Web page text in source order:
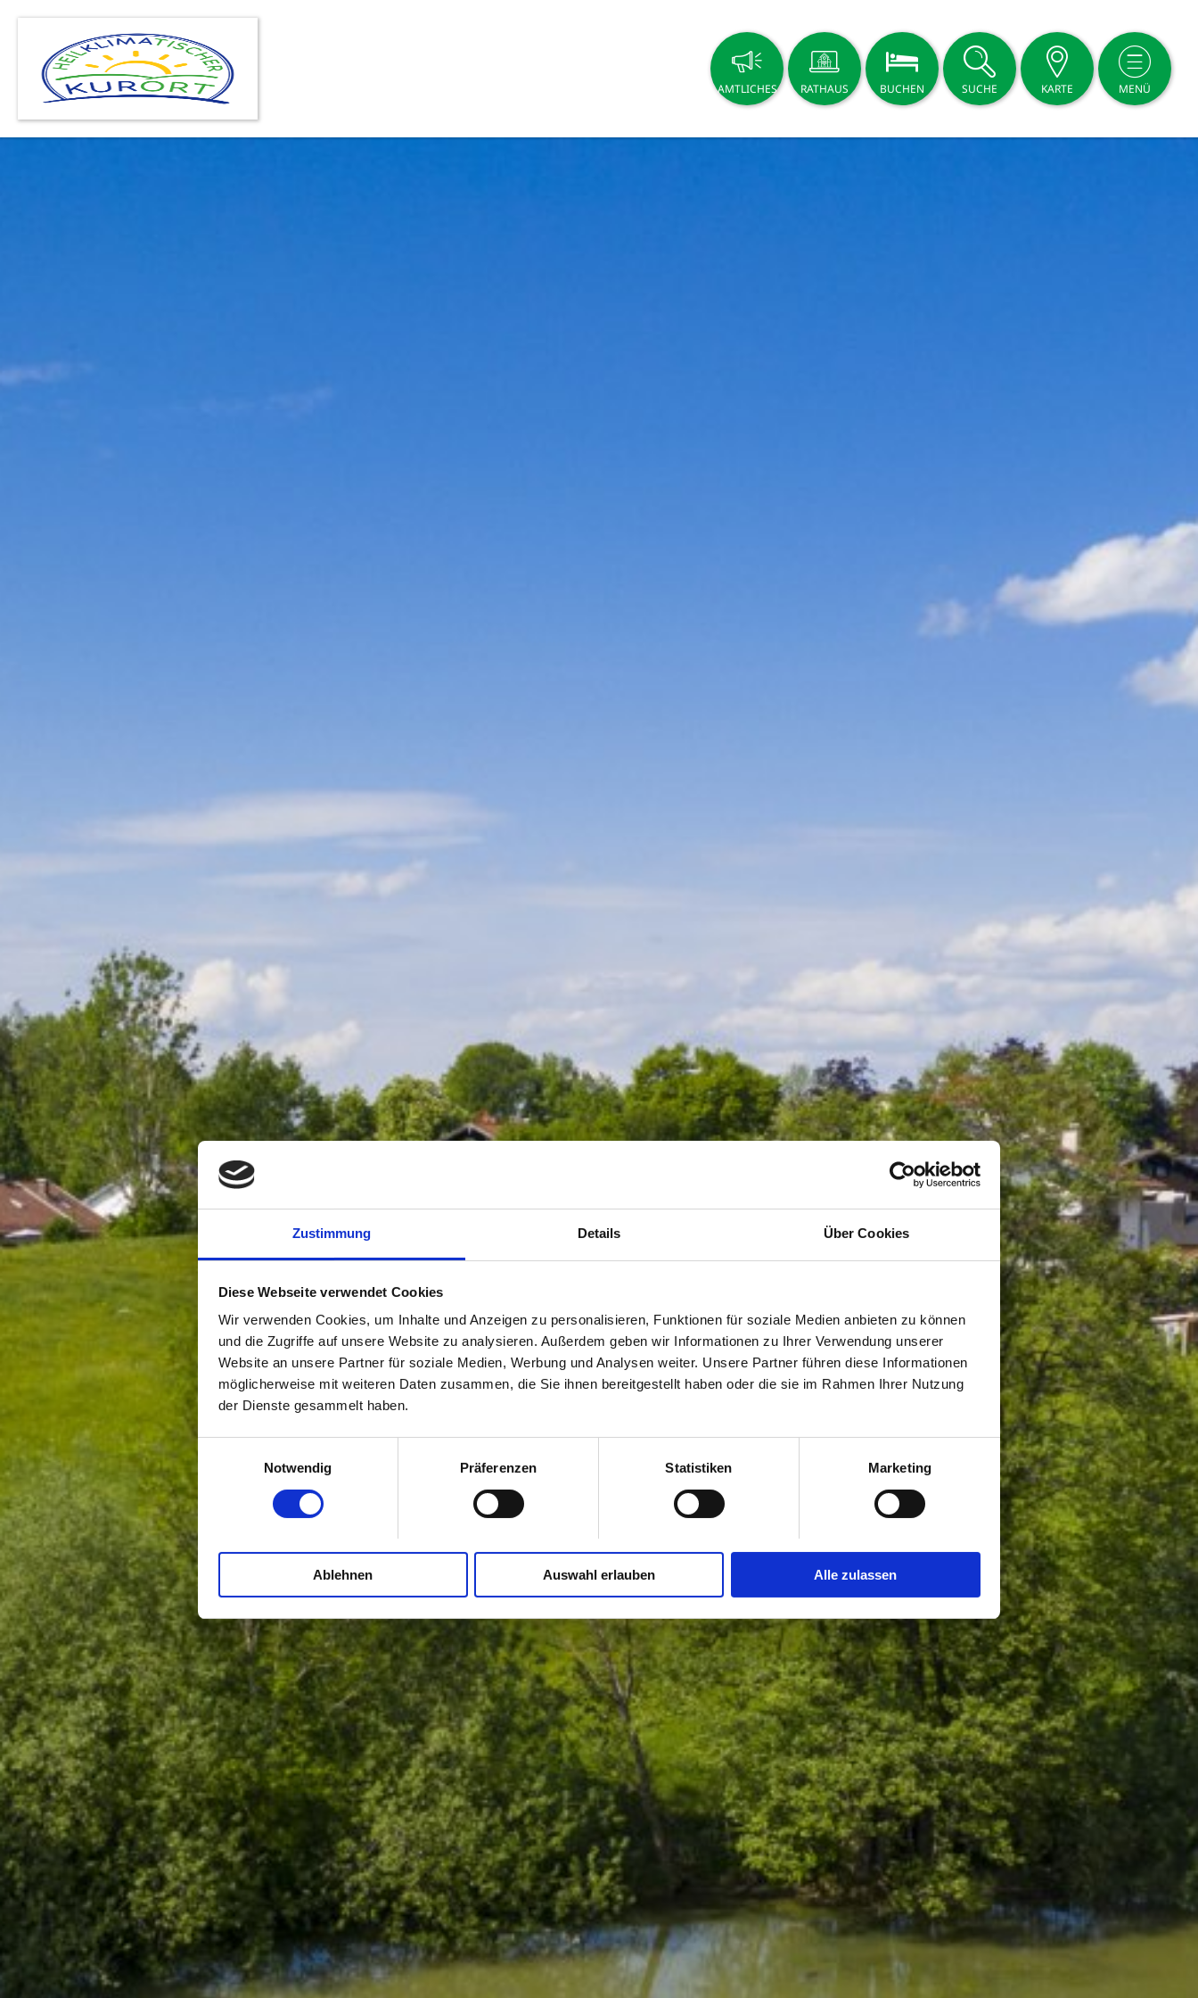
Zustimmung Details Über Cookies
Diese Webseite verwendet Cookies
Wir verwenden Cookies, um Inhalte und Anzeigen zu personalisieren, Funktionen für soziale Medien anbieten zu können
und die Zugriffe auf unsere Website zu analysieren. Außerdem geben wir Informationen zu Ihrer Verwendung unserer
Website an unsere Partner für soziale Medien, Werbung und Analysen weiter. Unsere Partner führen diese Informationen
möglicherweise mit weiteren Daten zusammen, die Sie ihnen bereitgestellt haben oder die sie im Rahmen Ihrer Nutzung
der Dienste gesammelt haben.
Notwendig
Präferenzen Statistiken Marketing
Ablehnen Auswahl erlauben Alle zulassen
AMTLICHES RATHAUS BUCHEN SUCHE KARTE MENÜ